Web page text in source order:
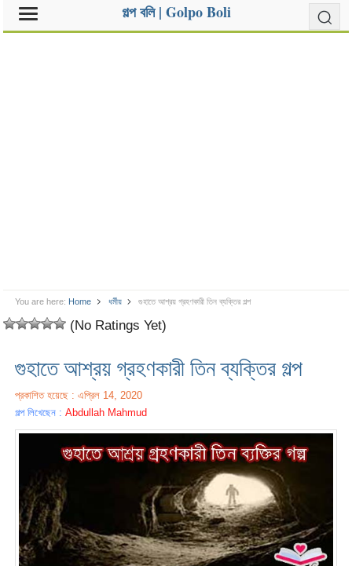
গল্প বলি | Golpo Boli
You are here: Home ধর্মীয় গুহাতে আশ্রয় গ্রহণকারী তিন ব্যক্তির গল্প
(No Ratings Yet)
গুহাতে আশ্রয় গ্রহণকারী তিন ব্যক্তির গল্প
প্রকাশিত হয়েছে : এপ্রিল 14, 2020
গল্প লিখেছেন :Abdullah Mahmud